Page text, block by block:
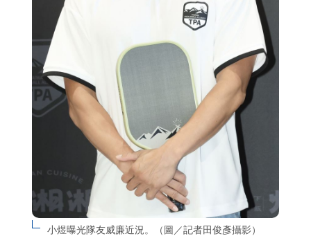
小煜曝光隊友威廉近況。（圖／記者田俊彥攝影）